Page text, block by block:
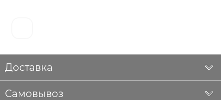
Доставка
Самовывоз